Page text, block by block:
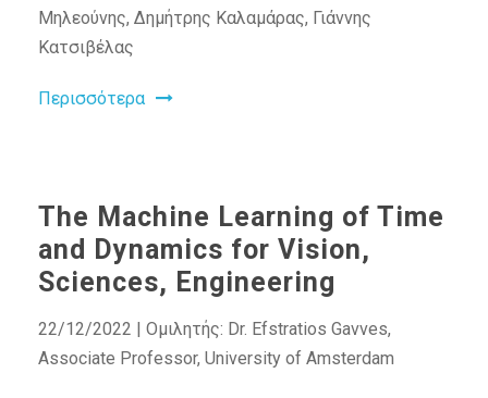
Μηλεούνης, Δημήτρης Καλαμάρας, Γιάννης
Κατσιβέλας
Περισσότερα
The Machine Learning of Time
and Dynamics for Vision,
Sciences, Engineering
22/12/2022 | Ομιλητής: Dr. Efstratios Gavves,
Associate Professor, University of Amsterdam